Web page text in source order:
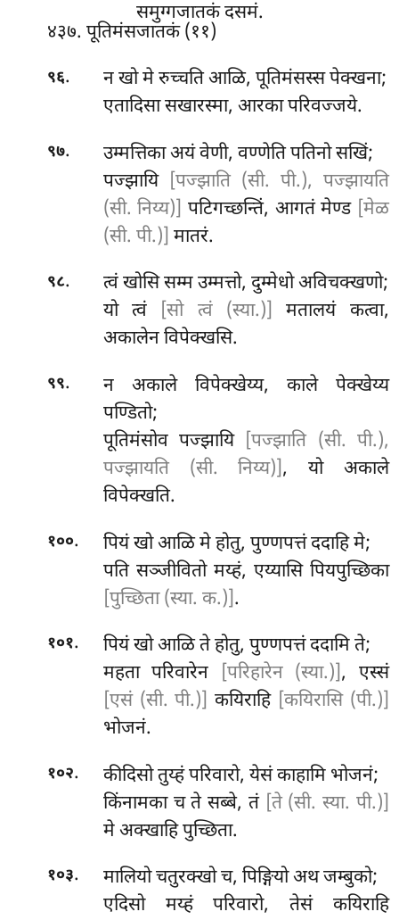
समुग्गजातकं दसमं.
४३७. पूतिमंसजातकं (११)
९६. नखो मे रुच्चति आळि, पूतिमंसस्स पेक्खना;
एतादिसा सखारस्मा, आरका परिवज्जये.
९७. उम्मत्तिकाअयं वेणी, वण्णेति पतिनो सखिं;
पज्झायि [पज्झाति (सी. पी.), पज्झायति
(सी. निय्य)] पटिगच्छन्तिं, आगतं मेण्ड [मेळ
(सी. पी.)] मातरं.
९८.
त्वं खोसि सम्म उम्मत्तो, दुम्मेधो अविचक्खणो;
यो त्वं
[सो त्वं (स्या.)]
मतालयं कत्वा,
अकालेन विपेक्खसि.
९९.
न अकाले विपेक्खेय्य, काले पेक्खेय्य
पण्डितो;
पूतिमंसोव पज्झायि [पज्झाति (सी. पी.),
पज्झायति (सी. निय्य)], यो अकाले
विपेक्खति.
१००.
पियं खो आळि मे होतु, पुण्णपत्तं ददाहि मे;
पति सञ्जीवितो मय्हं, एय्यासि पियपुच्छिका
[पुच्छिता (स्या. क.)] .
१०१.
पियं खो आळि ते होतु, पुण्णपत्तं ददामि ते;
महता परिवारेन
[परिहारेन (स्या.)], एस्सं
[एसं (सी. पी.)] कयिराहि [कयिरासि (पी.)]
भोजनं.
१०२.
कीदिसो तुय्हं परिवारो, येसं काहामि भोजनं;
किंनामका च ते सब्बे, तं [ते (सी. स्या. पी.)]
मे अक्खाहि पुच्छिता.
१०३.
मालियो चतुरक्खो च, पिङ्गियो अथ जम्बुको;
एदिसो मय्हं परिवारो, तेसं कयिराहि